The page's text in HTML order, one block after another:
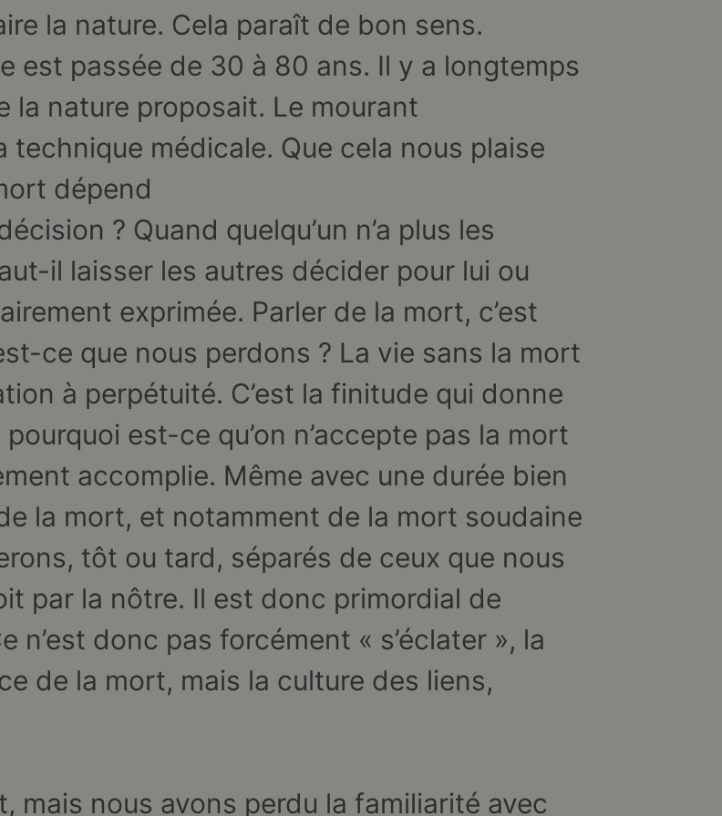
la nature. Cela paraît de bon sens.
est passée de 30 à 80 ans. Il y a longtemps
la nature proposait. Le mourant
technique médicale. Que cela nous plaise
dépend
? Quand quelqu’un n’a plus les
il laisser les autres décider pour lui ou
exprimée. Parler de la mort, c’est
ce que nous perdons ? La vie sans la mort
à perpétuité. C’est la finitude qui donne
est-ce qu’on n’accepte pas la mort
accomplie. Même avec une durée bien
la mort, et notamment de la mort soudaine
tôt ou tard, séparés de ceux que nous
par la nôtre. Il est donc primordial de
n’est donc pas forcément « s’éclater », la
de la mort, mais la culture des liens,
mais nous avons perdu la familiarité avec